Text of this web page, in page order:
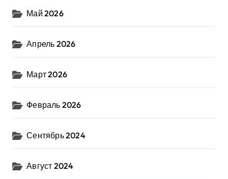
Май 2026
Апрель 2026
Март 2026
Февраль 2026
Сентябрь 2024
Август 2024